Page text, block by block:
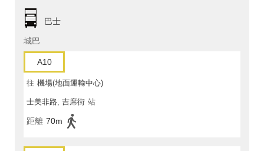
巴士
城巴
A10
往 機場(地面運輸中心)
士美非路, 吉席街 站
距離 70m